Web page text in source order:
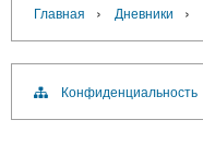
Главная › Дневники ›
Конфиденциальность